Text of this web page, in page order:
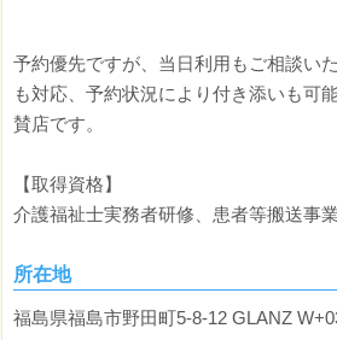
予約優先ですが、当日利用もご相談い
も対応、予約状況により付き添いも可
賛店です。
【取得資格】
介護福祉士実務者研修、患者等搬送事
所在地
福島県福島市野田町5-8-12 GLANZ